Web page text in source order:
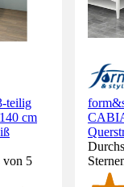
teilig
cm
von 5